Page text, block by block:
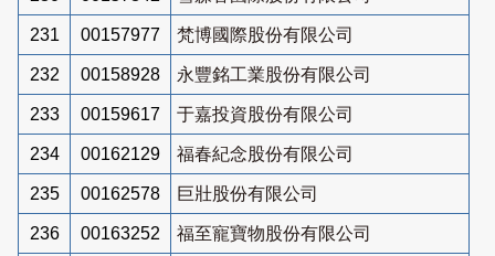
231 00157977 梵博國際股份有限公司
232 00158928 永豐銘工業股份有限公司
233 00159617 于嘉投資股份有限公司
234 00162129 福春紀念股份有限公司
235 00162578 巨壯股份有限公司
236 00163252 福至寵寶物股份有限公司